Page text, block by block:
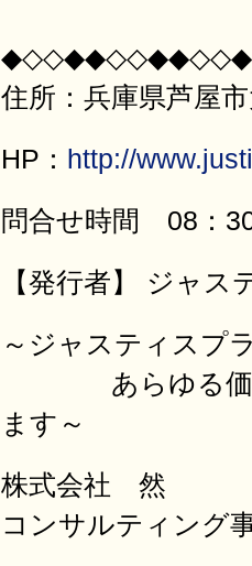
住所：兵庫県芦屋
HP： http://
問合せ時間 08：
【発行者】 ジャ
～ジャスティ
あらゆる価値を
ます～
株式会社 然
コンサルティング